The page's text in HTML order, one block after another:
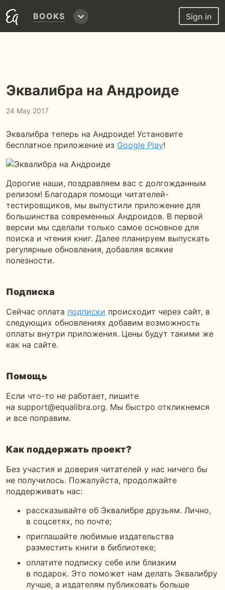
BOOKS Sign in
Эквалибра на Андроиде
24 May 2017
Эквалибра теперь на Андроиде! Установите
бесплатное приложение из Google Play!
Дорогие наши, поздравляем вас с долгожданным
релизом! Благодаря помощи читателей-
тестировщиков, мы выпустили приложение для
большинства современных Андроидов. В первой
версии мы сделали только самое основное для
поиска и чтения книг. Далее планируем выпускать
регулярные обновления, добавляя всякие
полезности.
Подписка
Сейчас оплата подписки происходит через сайт, в
следующих обновлениях добавим возможность
оплаты внутри приложения. Цены будут такими же
как на сайте.
Помощь
Если что-то не работает, пишите
на support@equalibra.org. Мы быстро откликнемся
и все поправим.
Как поддержать проект?
Без участия и доверия читателей у нас ничего бы
не получилось. Пожалуйста, продолжайте
поддерживать нас:
рассказывайте об Эквалибре друзьям. Лично,
в соцсетях, по почте;
приглашайте любимые издательства
разместить книги в библиотеке;
оплатите подписку себе или близким
в подарок. Это поможет нам делать Эквалибру
лучше, а издателям публиковать больше